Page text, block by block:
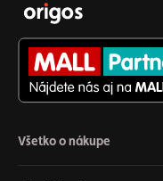
Všetko o nákupe